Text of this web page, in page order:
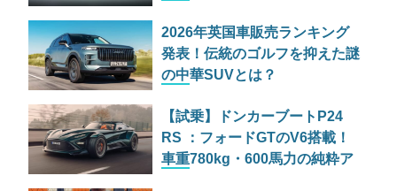
2026年英国車販売ランキング
発表！伝統のゴルフを抑えた謎
の中華SUVとは？
【試乗】ドンカーブートP24
RS ：フォードGTのV6搭載！
車重780kg・600馬力の純粋ア